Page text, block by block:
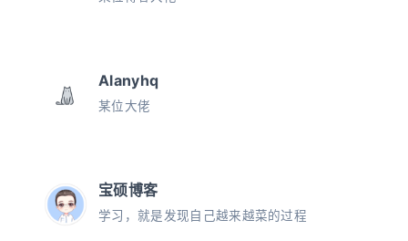
Alanyhq
某位大佬
宝硕博客
学习，就是发现自己越来越菜的过程